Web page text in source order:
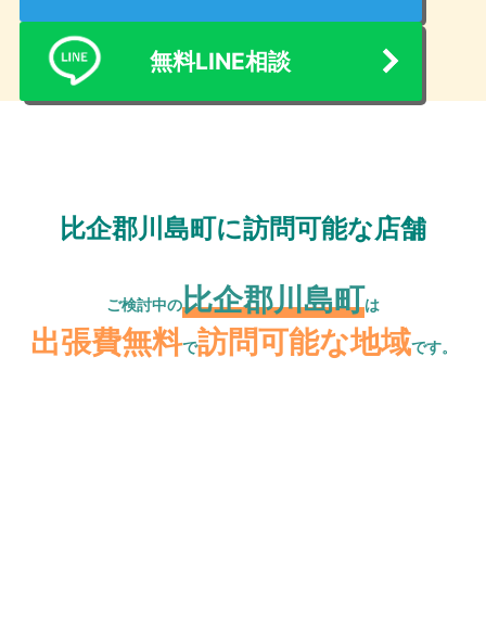
無料LINE相談
比企郡川島町に訪問可能な店舗
ご検討中の比企郡川島町は
出張費無料で訪問可能な地域です。